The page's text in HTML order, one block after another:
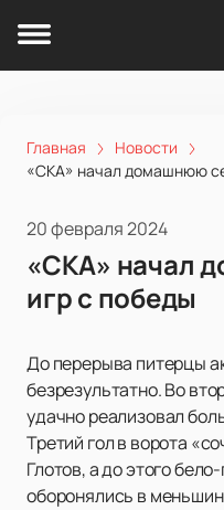
Главная
Новости
«СКА» начал домашнюю
20 февраля 2024
«СКА» начал
игр с победы
До перерыва питерцы
безрезультатно. Во
удачно реализовал
Третий гол в ворота
Глотов, а до этого
оборонялись в